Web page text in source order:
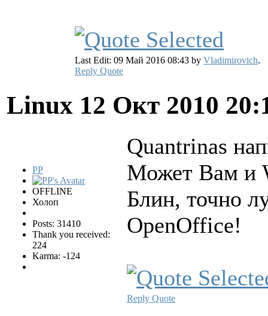
Last Edit: 09 Май 2016 08:43 by Vladimirovich.
Reply Quote
Linux 12 Окт 2010
PP
OFFLINE
Холоп
Posts: 31410
Thank you received:
224
Karma: -124
Quantrinas
Может Вам и
Блин, точно
OpenOffice!
Reply Quote